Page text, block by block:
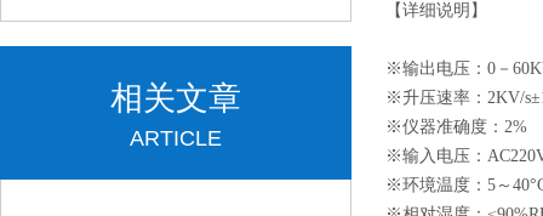
相关文章
ARTICLE
【详细说明】
※输出电压：0－
※升压速率：2KV/
※仪器准确度：2%
※输入电压：
※环境温度：5～